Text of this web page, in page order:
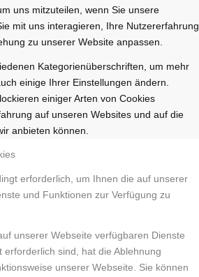
uns mitzuteilen, wenn Sie unsere
mit uns interagieren, Ihre Nutzererfahrung
zu unserer Website anpassen.
Kategorienüberschriften, um mehr
einige Ihrer Einstellungen ändern.
einiger Arten von Cookies
auf unseren Websites und auf die
anbieten können.
erforderlich, um Ihnen die auf unserer
und Funktionen zur Verfügung zu
unserer Webseite verfügbaren Dienste
sind, hat die Ablehnung
unserer Webseite. Sie können